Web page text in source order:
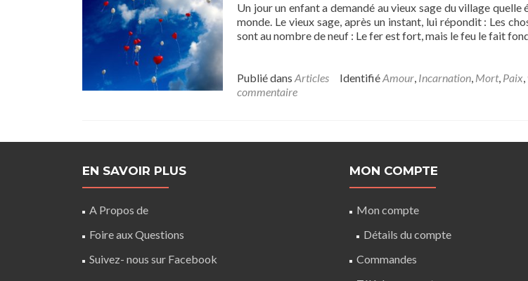
Un jour un enfant a demandé au vieux sage du village
monde. Le vieux sage, après un instant, lui répondit : Les
sont au nombre de neuf : Le fer est fort, mais le feu le fait
Publié dans Articles IdentifiéAmour, Incarnation, Mort, Paix,
commentaire
EN SAVOIR PLUS
A Propos de
Foire aux Questions
Suivez- nous sur Facebook
MON COMPTE
Mon compte
Détails du compte
Commandes